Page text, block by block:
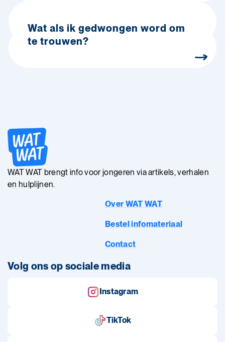
Wat als ik gedwongen word om
te trouwen?
WAT WAT brengt info voor jongeren via artikels, verhalen
en hulplijnen.
Over WAT WAT
Bestel infomateriaal
Contact
Volg ons op sociale media
Instagram
TikTok